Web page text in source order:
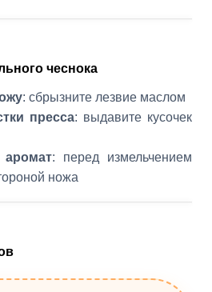
чеснока
: сбрызните лезвие маслом
пресса: выдавите кусочек
аромат: перед измельчением
ножа